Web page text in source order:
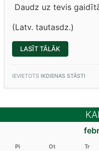
Daudz uz tevis
(Latv. tautasdz.)
LASĪT TĀLĀK
IEVIETOTS IKDIENAS STĀSTI
Pi Ot Tr